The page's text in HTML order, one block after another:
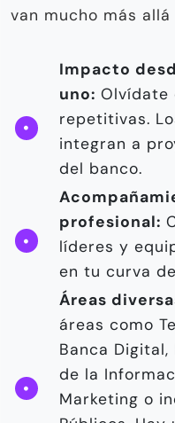
van mucho más
Impacto
uno: Olvídate
repetitivas.
integran a
del banco.
profesional:
líderes y
en tu curva
Áreas
áreas como
Banca Digital,
de la
Marketing o